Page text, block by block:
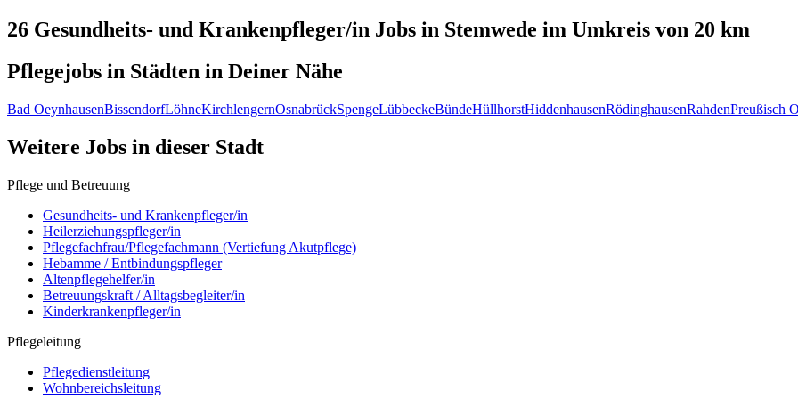
26 Gesundheits- und Krankenpfleger/in Jobs in Stemwede im Umkreis von 20 km
Pflegejobs in Städten in Deiner Nähe
Bad OeynhausenBissendorfLöhneKirchlengernOsnabrückSpengeLübbeckeBündeHüllhorstHiddenhausenRödinghausenRahdenPreußisch
Weitere Jobs in dieser Stadt
Pflege und Betreuung
Gesundheits- und Krankenpfleger/in
Heilerziehungspfleger/in
Pflegefachfrau/Pflegefachmann (Vertiefung Akutpflege)
Hebamme / Entbindungspfleger
Altenpflegehelfer/in
Betreuungskraft / Alltagsbegleiter/in
Kinderkrankenpfleger/in
Pflegeleitung
Pflegedienstleitung
Wohnbereichsleitung